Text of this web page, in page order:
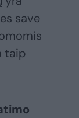
save
taip